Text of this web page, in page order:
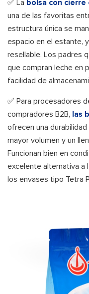
✅ La bolsa con
una de las favoritas
estructura única se
espacio en el estante,
resellable. Los padres
que compran leche en
facilidad de
✅ Para procesadores
compradores B2B,
las
ofrecen una
mayor volumen y un
Funcionan bien en
excelente alternativa a
los envases tipo Tetra